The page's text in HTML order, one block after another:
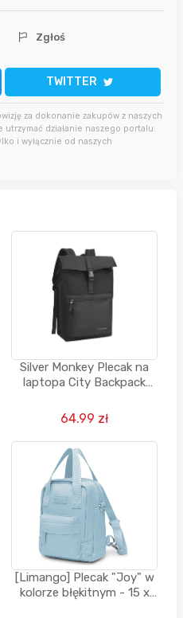
Zgłoś
TWITTER
za dokonanie zakupów z naszych
działanie naszego portalu.
i wyłącznie od naszych
Silver Monkey Plecak na
laptopa City Backpack
64.99 zł
[Limango] Plecak "Joy" w
kolorze błękitnym - 15 x